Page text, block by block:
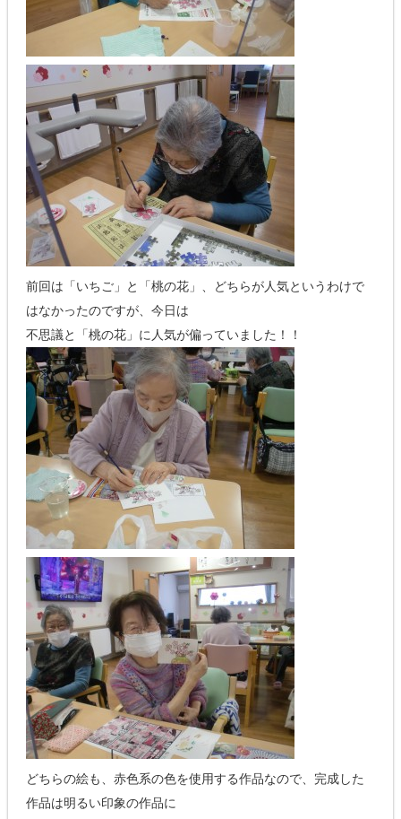
前回は「いちご」と「桃の花」、どちらが人気というわけで
はなかったのですが、今日は
不思議と「桃の花」に人気が偏っていました！！
どちらの絵も、赤色系の色を使用する作品なので、完成した
作品は明るい印象の作品に